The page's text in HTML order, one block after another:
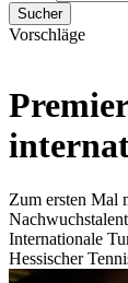
Sucher
Vorschläge
Zum ersten Mal
Internationale
Hessischer